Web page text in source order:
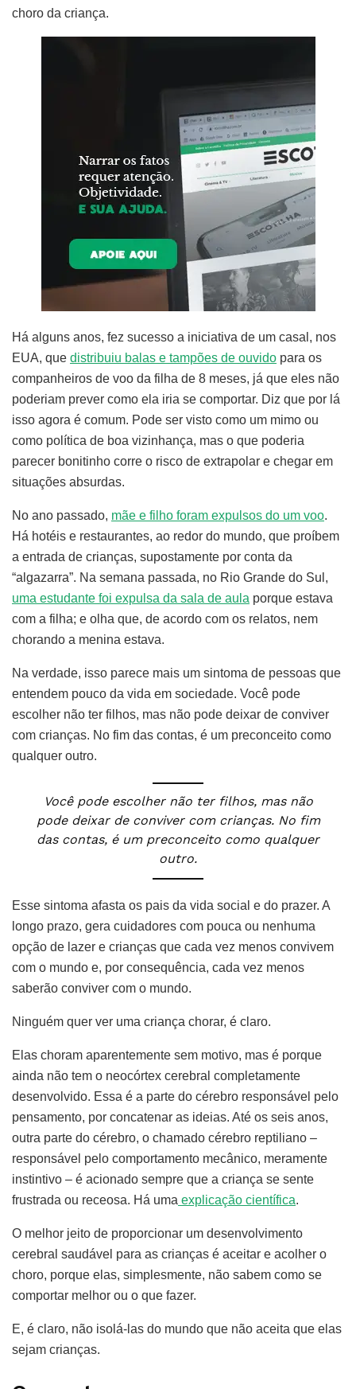
choro da criança.
Há alguns anos, fez sucesso a iniciativa de um casal, nos
EUA, que distribuiu balas e tampões de ouvido para os
companheiros de voo da filha de 8 meses, já que eles não
poderiam prever como ela iria se comportar. Diz que por lá
isso agora é comum. Pode ser visto como um mimo ou
como política de boa vizinhança, mas o que poderia
parecer bonitinho corre o risco de extrapolar e chegar em
situações absurdas.
No ano passado, mãe e filho foram expulsos do um voo.
Há hotéis e restaurantes, ao redor do mundo, que proíbem
a entrada de crianças, supostamente por conta da
“algazarra”. Na semana passada, no Rio Grande do Sul,
uma estudante foi expulsa da sala de aula porque estava
com a filha; e olha que, de acordo com os relatos, nem
chorando a menina estava.
Na verdade, isso parece mais um sintoma de pessoas que
entendem pouco da vida em sociedade. Você pode
escolher não ter filhos, mas não pode deixar de conviver
com crianças. No fim das contas, é um preconceito como
qualquer outro.
Você pode escolher não ter filhos, mas não
pode deixar de conviver com crianças. No fim
das contas, é um preconceito como qualquer
outro.
Esse sintoma afasta os pais da vida social e do prazer. A
longo prazo, gera cuidadores com pouca ou nenhuma
opção de lazer e crianças que cada vez menos convivem
com o mundo e, por consequência, cada vez menos
saberão conviver com o mundo.
Ninguém quer ver uma criança chorar, é claro.
Elas choram aparentemente sem motivo, mas é porque
ainda não tem o neocórtex cerebral completamente
desenvolvido. Essa é a parte do cérebro responsável pelo
pensamento, por concatenar as ideias. Até os seis anos,
outra parte do cérebro, o chamado cérebro reptiliano –
responsável pelo comportamento mecânico, meramente
instintivo – é acionado sempre que a criança se sente
frustrada ou receosa. Há uma explicação científica.
O melhor jeito de proporcionar um desenvolvimento
cerebral saudável para as crianças é aceitar e acolher o
choro, porque elas, simplesmente, não sabem como se
comportar melhor ou o que fazer.
E, é claro, não isolá-las do mundo que não aceita que elas
sejam crianças.